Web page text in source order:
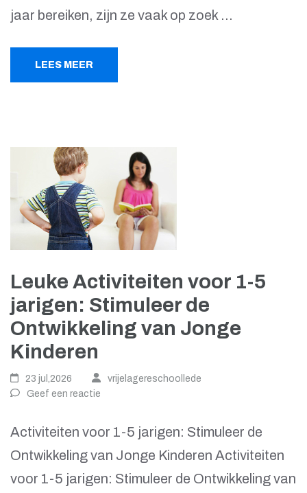
jaar bereiken, zijn ze vaak op zoek …
LEES MEER
Leuke Activiteiten voor 1-5
jarigen: Stimuleer de
Ontwikkeling van Jonge
Kinderen
23 jul,2026
vrijelagereschoollede
Geef een reactie
Activiteiten voor 1-5 jarigen: Stimuleer de
Ontwikkeling van Jonge Kinderen Activiteiten
voor 1-5 jarigen: Stimuleer de Ontwikkeling van